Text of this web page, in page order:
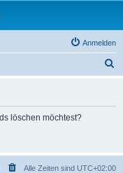
Anmelden
löschen möchtest?
Alle Zeiten sind UTC+02:00